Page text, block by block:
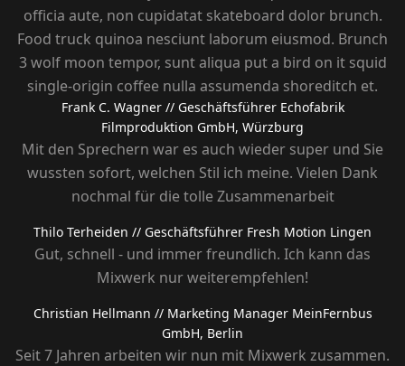
officia aute, non cupidatat skateboard dolor brunch.
Food truck quinoa nesciunt laborum eiusmod. Brunch
3 wolf moon tempor, sunt aliqua put a bird on it squid
single-origin coffee nulla assumenda shoreditch et.
Frank C. Wagner // Geschäftsführer Echofabrik
Filmproduktion GmbH, Würzburg
Mit den Sprechern war es auch wieder super und Sie
wussten sofort, welchen Stil ich meine. Vielen Dank
nochmal für die tolle Zusammenarbeit
Thilo Terheiden // Geschäftsführer Fresh Motion Lingen
Gut, schnell - und immer freundlich. Ich kann das
Mixwerk nur weiterempfehlen!
Christian Hellmann // Marketing Manager MeinFernbus
GmbH, Berlin
Seit 7 Jahren arbeiten wir nun mit Mixwerk zusammen.